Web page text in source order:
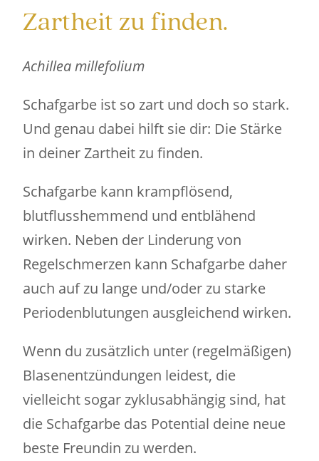
Zartheit zu finden.
Achillea millefolium
Schafgarbe ist so zart und doch so stark.
Und genau dabei hilft sie dir: Die Stärke
in deiner Zartheit zu finden.
Schafgarbe kann krampflösend,
blutflusshemmend und entblähend
wirken. Neben der Linderung von
Regelschmerzen kann Schafgarbe daher
auch auf zu lange und/oder zu starke
Periodenblutungen ausgleichend wirken.
Wenn du zusätzlich unter (regelmäßigen)
Blasenentzündungen leidest, die
vielleicht sogar zyklusabhängig sind, hat
die Schafgarbe das Potential deine neue
beste Freundin zu werden.